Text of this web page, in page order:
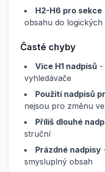
H2-H6 pro sekce
obsahu do logických
Časté chyby
Více H1 nadpisů -
vyhledávače
Použití nadpisů
nejsou pro změnu
Příliš dlouhé
struční
Prázdné nadpisy
smysluplný obsah